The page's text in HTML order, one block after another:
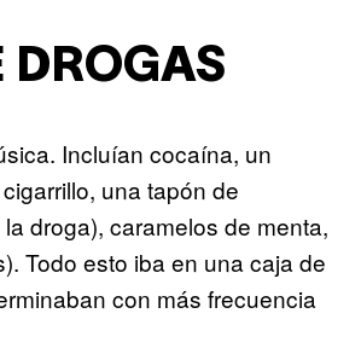
DROGAS
Incluían cocaína, un
una tapón de
droga), caramelos de menta,
Todo esto iba en una caja de
con más frecuencia